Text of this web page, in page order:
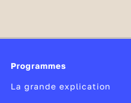
vecteurs. Par
de valeur (0,0,-mg)
étudié et g une
Programmes
La grande explication